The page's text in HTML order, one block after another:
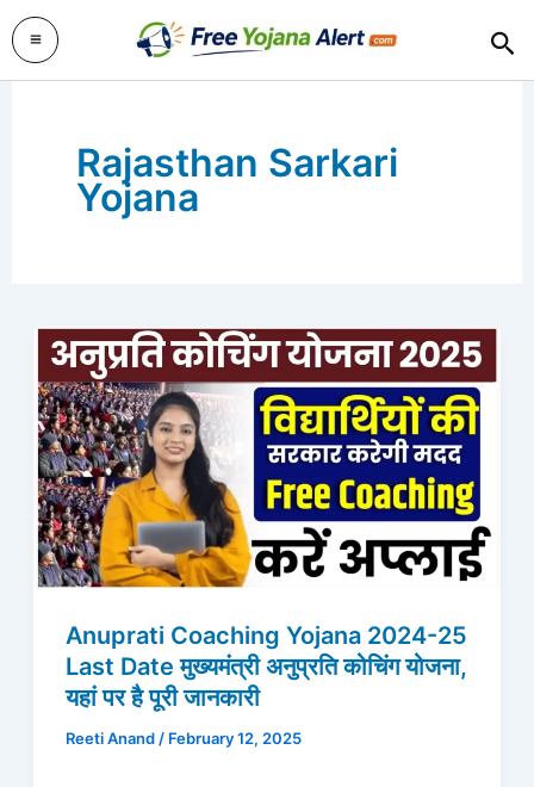
Skip
to
content
Rajasthan Sarkari
Yojana
Anuprati Coaching Yojana 2024-25
Last Date मुख्यमंत्री अनुप्रति कोचिंग योजना,
यहां पर है पूरी जानकारी
Reeti Anand / February 12, 2025